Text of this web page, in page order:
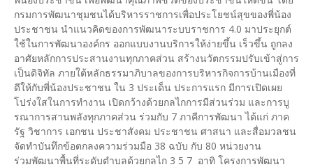
กรมการพัฒนาชุมชนได้บริหารราชการเพื่อประโยชน์สุขของพี่น้อง
ประชาชน นำแนวคิดของการพัฒนาระบบราชการ 4.0 มาประยุกต์
ใช้ในการพัฒนาองค์กร ออกแบบงานบริการให้ง่ายขึ้น เร็วขึ้น ถูกลง
อาศัยหลักการประสานงานทุกภาคส่วน สร้างนวัตกรรมปรับเข้าสู่การ
เป็นดิจิทัล ภายใต้หลักธรรมาภิบาลของการบริหารกิจการบ้านเมืองที่
ดีให้กับพี่น้องประชาชน ใน 3 ประเด็น ประการแรก มีการเปิดเผย
โปร่งใสในการทำงาน เปิดกว้างด้วยกลไกการมีส่วนร่วม และการบู
รณาการสานพลังทุกภาคส่วน ร่วมกับ 7 ภาคีการพัฒนา ได้แก่ ภาค
รัฐ วิชาการ เอกชน ประชาสังคม ประชาชน ศาสนา และสื่อมวลชน
จัดทำบันทึกข้อตกลงความร่วมมือ 38 ฉบับ กับ 80 หน่วยงาน
ร่วมพัฒนาพื้นที่ระดับตำบลด้วยกลไก 3 5 7 อาทิ โครงการพัฒนา